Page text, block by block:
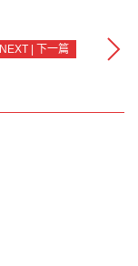
NEXT | 下一篇